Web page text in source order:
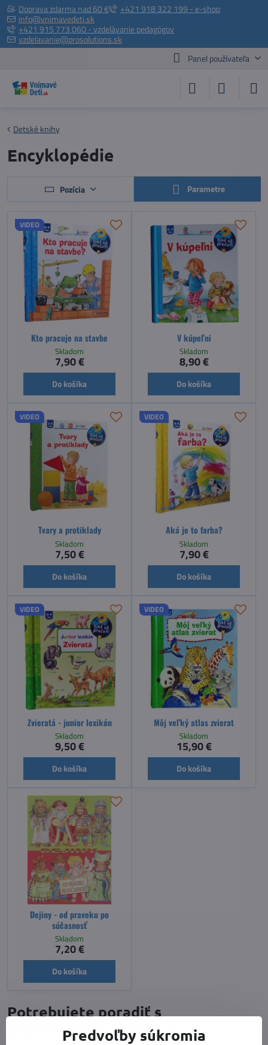
Doprava zdarma nad 60 €
+421 918 322 199 - e-shop
info@vnimavedeti.sk
+421 915 773 060 - vzdelávanie pedagógov
vzdelavanie@prosolutions.sk
Panel používateľa
Detské knihy
Encyklopédie
Pozícia Parametre
VIDEO
Kto pracuje na stavbe
Skladom
7,90 €
Do košíka
V kúpeľni
Skladom
8,90 €
Do košíka
VIDEO
Tvary a protiklady
Skladom
7,50 €
Do košíka
VIDEO
Aká je to farba?
Skladom
7,90 €
Do košíka
VIDEO
Zvieratá - junior lexikón
Skladom
9,50 €
Do košíka
VIDEO
Môj veľký atlas zvierat
Skladom
15,90 €
Do košíka
Dejiny - od praveku po
súčasnosť
Skladom
7,20 €
Do košíka
Potrebujete poradiť s
objednávkou?Predvoľby súkromia